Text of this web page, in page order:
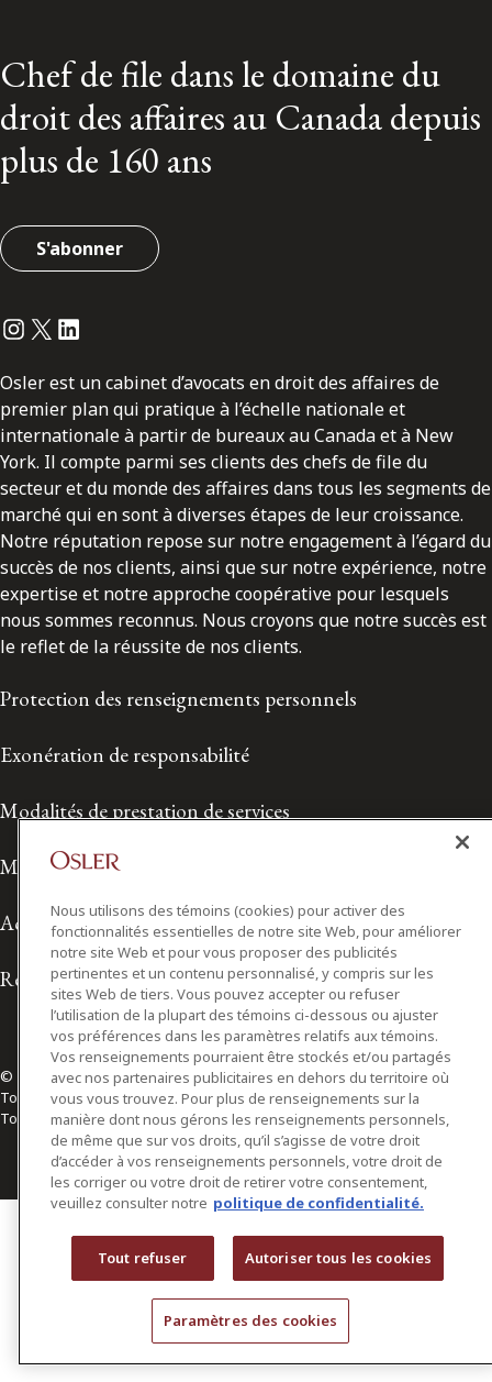
Chef de file dans le domaine du
droit des affaires au Canada depuis
plus de 160 ans
S'abonner
Instagram
Twitter
LinkedIn
Osler est un cabinet d’avocats en droit des affaires de
premier plan qui pratique à l’échelle nationale et
internationale à partir de bureaux au Canada et à New
York. Il compte parmi ses clients des chefs de file du
secteur et du monde des affaires dans tous les segments de
marché qui en sont à diverses étapes de leur croissance.
Notre réputation repose sur notre engagement à l’égard du
succès de nos clients, ainsi que sur notre expérience, notre
expertise et notre approche coopérative pour lesquels
nous sommes reconnus. Nous croyons que notre succès est
le reflet de la réussite de nos clients.
Protection des renseignements personnels
Exonération de responsabilité
Modalités de prestation de services
Modalités d'utilisation
Accessibilité
Relations avec les médias
© 2026 Osler, Hoskin & Harcourt S.E.N.C.R.L./s.r.l.
Tous droits réservés
Toronto | Montréal | Calgary | Vancouver | Ottawa | New York
Nous utilisons des témoins (cookies) pour activer des
fonctionnalités essentielles de notre site Web, pour améliorer
notre site Web et pour vous proposer des publicités
pertinentes et un contenu personnalisé, y compris sur les
sites Web de tiers. Vous pouvez accepter ou refuser
l’utilisation de la plupart des témoins ci-dessous ou ajuster
vos préférences dans les paramètres relatifs aux témoins.
Vos renseignements pourraient être stockés et/ou partagés
avec nos partenaires publicitaires en dehors du territoire où
vous vous trouvez. Pour plus de renseignements sur la
manière dont nous gérons les renseignements personnels,
de même que sur vos droits, qu’il s’agisse de votre droit
d’accéder à vos renseignements personnels, votre droit de
les corriger ou votre droit de retirer votre consentement,
veuillez consulter notre politique de confidentialité.
Tout refuser Autoriser tous les cookies
Paramètres des cookies